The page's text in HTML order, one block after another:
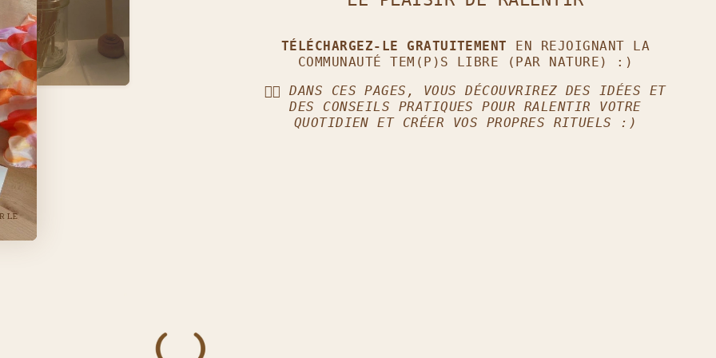
TÉLÉCHARGEZ-LE GRATUITEMENT EN REJOIGNANT LA
COMMUNAUTÉ TEM(P)S LIBRE (PAR NATURE) :)
👈🏼DANS CES PAGES, VOUS DÉCOUVRIREZ DES IDÉES ET
DES CONSEILS PRATIQUES POUR RALENTIR VOTRE
QUOTIDIEN ET CRÉER VOS PROPRES RITUELS :)